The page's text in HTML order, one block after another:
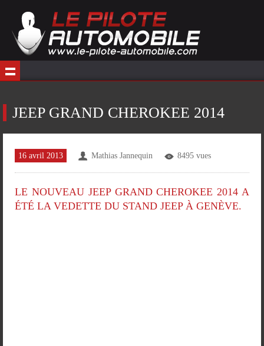
JEEP GRAND CHEROKEE 2014
16 avril 2013 Mathias Jannequin 8495 vues
LE NOUVEAU JEEP GRAND CHEROKEE 2014 A
ÉTÉ LA VEDETTE DU STAND JEEP À GENÈVE.